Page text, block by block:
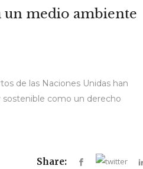
un medio ambiente
de las Naciones Unidas han
sostenible como un derecho
Share: